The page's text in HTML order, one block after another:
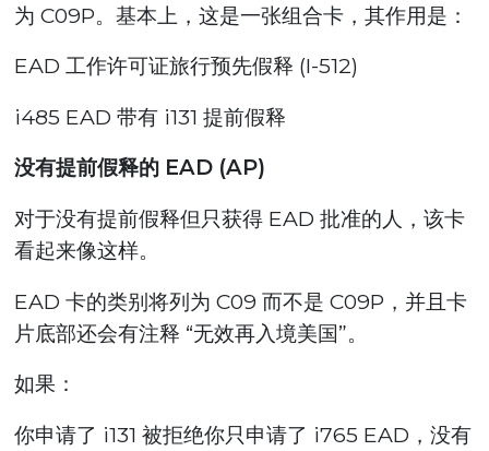
为 C09P。基本上，这是一张组合卡，其作用是：
EAD 工作许可证旅行预先假释 (I-512)
i485 EAD 带有 i131 提前假释
没有提前假释的 EAD (AP)
对于没有提前假释但只获得 EAD 批准的人，该卡
看起来像这样。
EAD 卡的类别将列为 C09 而不是 C09P，并且卡
片底部还会有注释 “无效再入境美国”。
如果：
你申请了 i131 被拒绝你只申请了 i765 EAD，没有